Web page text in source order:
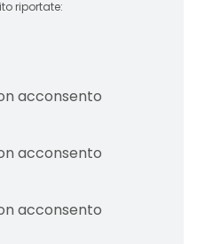
riportate:
acconsento
acconsento
acconsento